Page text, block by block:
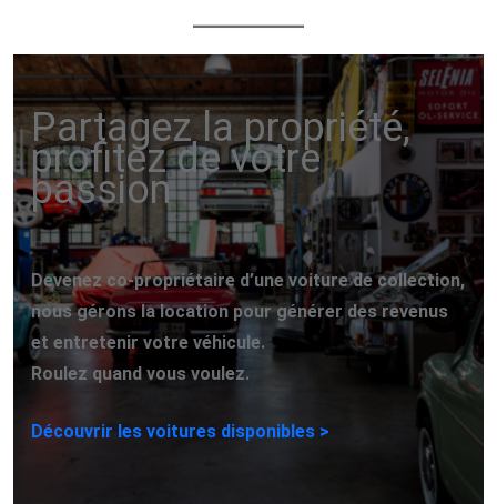
Partagez la propriété,
profitez de votre
passion
Devenez co-propriétaire d’une voiture de collection,
nous gérons la location pour générer des revenus
et entretenir votre véhicule.
Roulez quand vous voulez.
Découvrir les voitures disponibles >